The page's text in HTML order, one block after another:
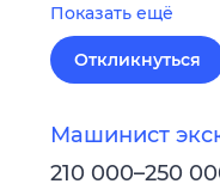
Показать ещё
Откликнуться
Машинист
210 000–250